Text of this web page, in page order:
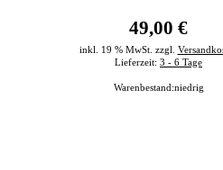
49,00 €
inkl. 19 % MwSt. zzgl.
Lieferzeit: 3 - 6 Tage
Warenbestand:niedrig